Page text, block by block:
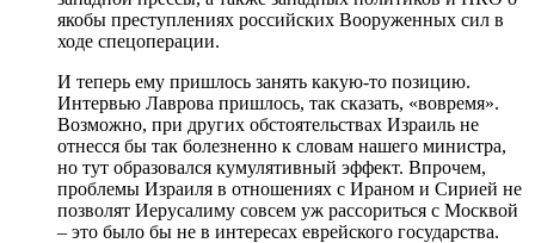
якобы преступлениях российских Вооруженных сил в
ходе спецоперации.
И теперь ему пришлось занять какую-то позицию.
Интервью Лаврова пришлось, так сказать, «вовремя».
Возможно, при других обстоятельствах Израиль не
отнесся бы так болезненно к словам нашего министра,
но тут образовался кумулятивный эффект. Впрочем,
проблемы Израиля в отношениях с Ираном и Сирией не
позволят Иерусалиму совсем уж рассориться с Москвой
– это было бы не в интересах еврейского государства.